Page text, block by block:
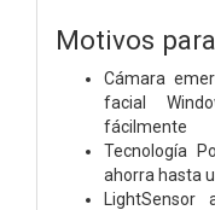
Motivos
Cámara
facial
fácilmente
Tecnología
ahorra hasta